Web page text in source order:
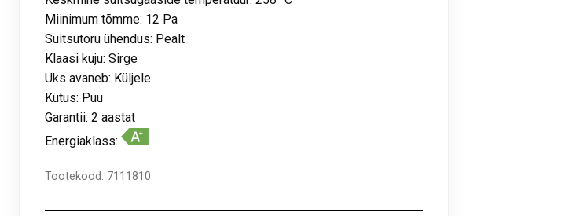
Miinimum tõmme: 12 Pa
Suitsutoru ühendus: Pealt
Klaasi kuju: Sirge
Uks avaneb: Küljele
Kütus: Puu
Garantii: 2 aastat
Energiaklass:
Tootekood: 7111810